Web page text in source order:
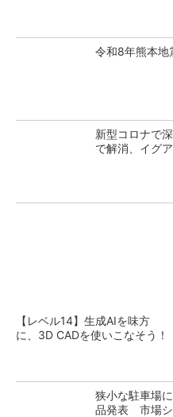
令和8年熊本地
新型コロナで
で解消、イグ
【レベル14】生成AIを味方
に、3D CADを使いこなそう！
狭小な駐車場
品発表 市場シ